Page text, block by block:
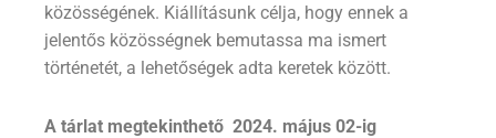
közösségének. Kiállításunk célja, hogy ennek a
jelentős közösségnek bemutassa ma ismert
történetét, a lehetőségek adta keretek között.
A tárlat megtekinthető 2024. május 02-ig